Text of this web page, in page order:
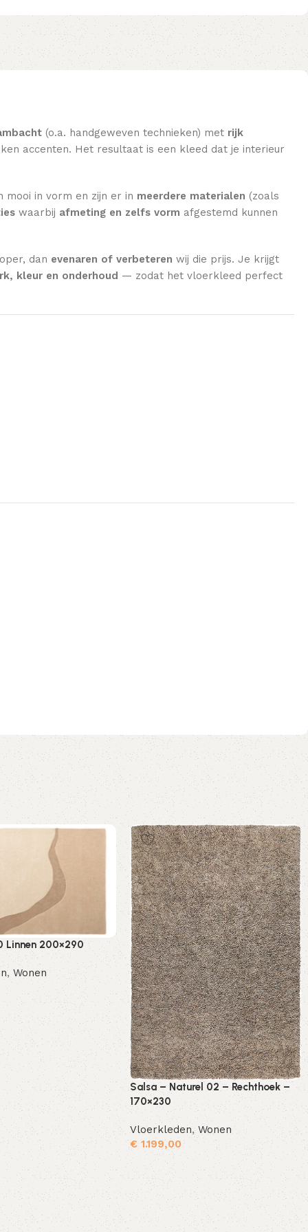
(o.a. handgeweven technieken) met rijk
accenten. Het resultaat is een kleed dat je interieur
in vorm en zijn er in meerdere materialen (zoals
waarbij afmeting en zelfs vorm afgestemd kunnen
dan evenaren of verbeteren wij die prijs. Je krijgt
kleur en onderhoud — zodat het vloerkleed perfect
Linnen 200×290
,Wonen
Toevoegen aan winkelwagen
Salsa – Naturel 02 – Rechthoek –
170×230
Vloerkleden,Wonen
€1.199,00
Toevoegen aan winkelwagen